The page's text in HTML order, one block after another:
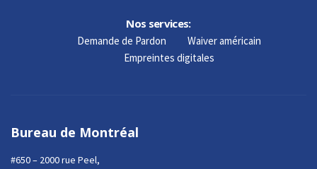
Nos services:
Demande de Pardon
Waiver américain
Empreintes digitales
Bureau de Montréal
#650 – 2000 rue Peel,